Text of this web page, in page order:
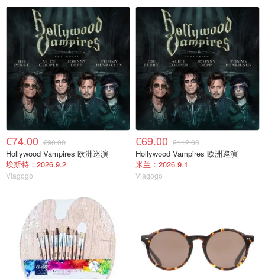
€74.00 €90.00
Hollywood Vampires 欧洲巡演
埃斯特：2026.9.2
Viagogo
€69.00 €112.00
Hollywood Vampires 欧洲巡演
米兰：2026.9.1
Viagogo